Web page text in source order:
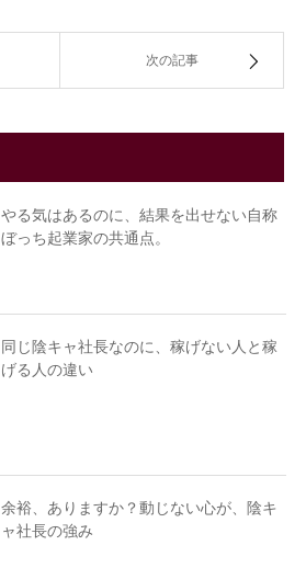
次の記事
やる気はあるのに、結果を出せない自称
ぼっち起業家の共通点。
同じ陰キャ社長なのに、稼げない人と稼
げる人の違い
余裕、ありますか？動じない心が、陰キ
ャ社長の強み